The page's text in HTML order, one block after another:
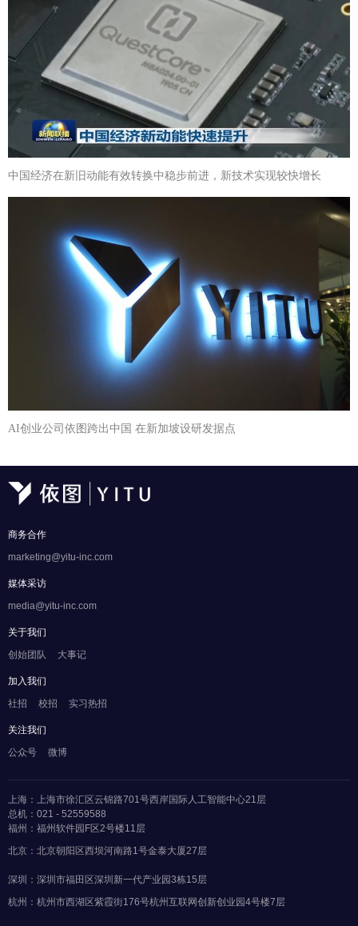
中国经济在新旧动能有效转换中稳步前进，新技术实现较快增长
AI创业公司依图跨出中国 在新加坡设研发据点
商务合作
marketing@yitu-inc.com
媒体采访
media@yitu-inc.com
关于我们
创始团队
大事记
加入我们
社招
校招 实习热招
关注我们
公众号
微博
上海：上海市徐汇区云锦路701号西岸国际人工智能中心21层
总机：021 - 52559588
福州：福州软件园F区2号楼11层
北京：北京朝阳区西坝河南路1号金泰大厦27层
深圳：深圳市福田区深圳新一代产业园3栋15层
杭州：杭州市西湖区紫霞街176号杭州互联网创新创业园4号楼7层